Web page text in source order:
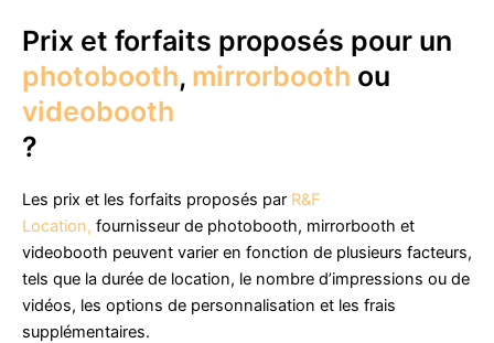
Prix et forfaits proposés pour un
photobooth, mirrorbooth ou
videobooth
?
Les prix et les forfaits proposés par R&F
Location, fournisseur de photobooth, mirrorbooth et
videobooth peuvent varier en fonction de plusieurs facteurs,
tels que la durée de location, le nombre d’impressions ou de
vidéos, les options de personnalisation et les frais
supplémentaires.